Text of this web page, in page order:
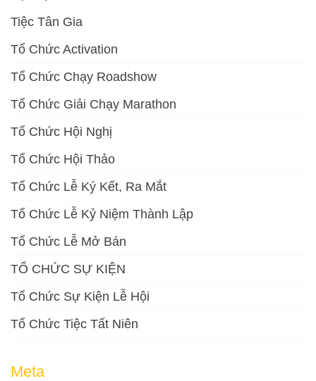
Tiệc Tân Gia
Tổ Chức Activation
Tổ Chức Chạy Roadshow
Tổ Chức Giải Chạy Marathon
Tổ Chức Hội Nghị
Tổ Chức Hội Thảo
Tổ Chức Lễ Ký Kết, Ra Mắt
Tổ Chức Lễ Kỷ Niệm Thành Lập
Tổ Chức Lễ Mở Bán
TỔ CHỨC SỰ KIỆN
Tổ Chức Sự Kiện Lễ Hội
Tổ Chức Tiệc Tất Niên
Meta